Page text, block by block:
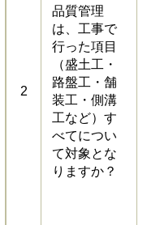
2
品質管理
は、工事で
行った項目
（盛土工・
路盤工・舗
装工・側溝
工など）す
べてについ
て対象とな
りますか？